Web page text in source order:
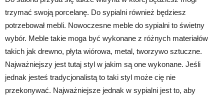
trzymać swoją porcelanę. Do sypialni również będziesz
potrzebował mebli. Nowoczesne meble do sypialni to świetny
wybór. Meble takie moga być wykonane z różnych materiałów
takich jak drewno, płyta wiórowa, metal, tworzywo sztuczne.
Najważniejszy jest tutaj styl w jakim są one wykonane. Jeśli
jednak jesteś tradycjonalistą to taki styl może cię nie
przekonywać. Najważniejsze jednak w sypialni jest to, aby